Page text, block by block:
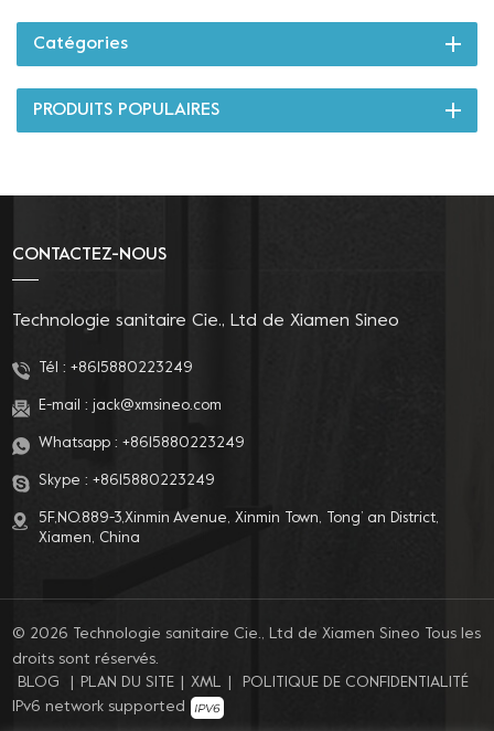
Catégories
PRODUITS POPULAIRES
CONTACTEZ-NOUS
Technologie sanitaire Cie., Ltd de Xiamen Sineo
Tél : +8615880223249
E-mail : jack@xmsineo.com
Whatsapp : +8615880223249
Skype : +8615880223249
5F,NO.889-3,Xinmin Avenue, Xinmin Town, Tong’ an District,
Xiamen, China
© 2026 Technologie sanitaire Cie., Ltd de Xiamen Sineo Tous les
droits sont réservés.
BLOG
PLAN DU SITE XML
POLITIQUE DE CONFIDENTIALITÉ
IPv6 network supported